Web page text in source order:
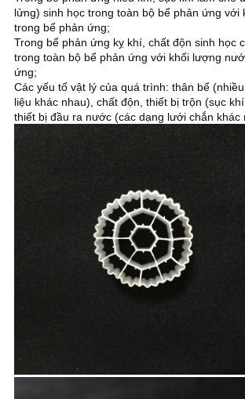
lửng) sinh học trong toàn bộ bể phản ứng với
trong bể phản ứng;
Trong bể phản ứng kỵ khí, chất độn sinh học
trong toàn bộ bể phản ứng với khối lượng
ứng;
Các yếu tố vật lý của quá trình: thân bể
liệu khác nhau), chất độn, thiết bị trộn (sục
thiết bị đầu ra nước (các dạng lưới chắn khác